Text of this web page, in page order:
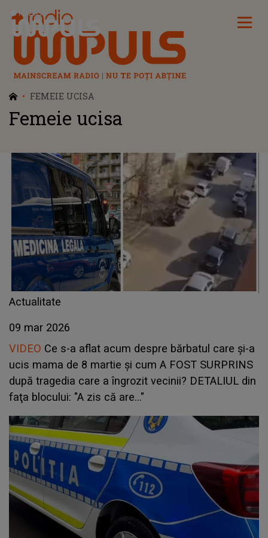
Radio Impuls
FEMEIE UCISA
Femeie ucisa
Actualitate
09 mar 2026
VIDEO Ce s-a aflat acum despre bărbatul care și-a
ucis mama de 8 martie și cum A FOST SURPRINS
după tragedia care a îngrozit vecinii? DETALIUL din
faţa blocului: "A zis că are..."